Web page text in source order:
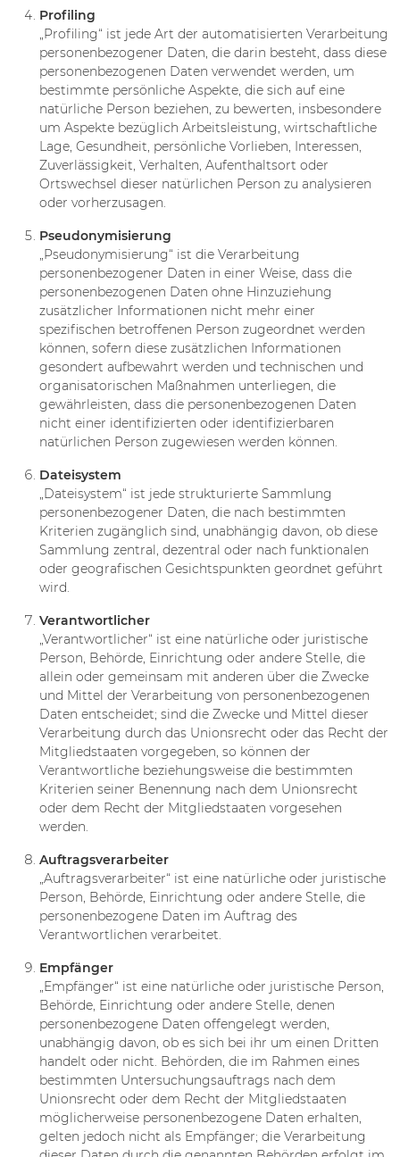
Profiling
„Profiling“ ist jede Art der automatisierten Verarbeitung
personenbezogener Daten, die darin besteht, dass diese
personenbezogenen Daten verwendet werden, um
bestimmte persönliche Aspekte, die sich auf eine
natürliche Person beziehen, zu bewerten, insbesondere
um Aspekte bezüglich Arbeitsleistung, wirtschaftliche
Lage, Gesundheit, persönliche Vorlieben, Interessen,
Zuverlässigkeit, Verhalten, Aufenthaltsort oder
Ortswechsel dieser natürlichen Person zu analysieren
oder vorherzusagen.
Pseudonymisierung
„Pseudonymisierung“ ist die Verarbeitung
personenbezogener Daten in einer Weise, dass die
personenbezogenen Daten ohne Hinzuziehung
zusätzlicher Informationen nicht mehr einer
spezifischen betroffenen Person zugeordnet werden
können, sofern diese zusätzlichen Informationen
gesondert aufbewahrt werden und technischen und
organisatorischen Maßnahmen unterliegen, die
gewährleisten, dass die personenbezogenen Daten
nicht einer identifizierten oder identifizierbaren
natürlichen Person zugewiesen werden können.
Dateisystem
„Dateisystem“ ist jede strukturierte Sammlung
personenbezogener Daten, die nach bestimmten
Kriterien zugänglich sind, unabhängig davon, ob diese
Sammlung zentral, dezentral oder nach funktionalen
oder geografischen Gesichtspunkten geordnet geführt
wird.
Verantwortlicher
„Verantwortlicher“ ist eine natürliche oder juristische
Person, Behörde, Einrichtung oder andere Stelle, die
allein oder gemeinsam mit anderen über die Zwecke
und Mittel der Verarbeitung von personenbezogenen
Daten entscheidet; sind die Zwecke und Mittel dieser
Verarbeitung durch das Unionsrecht oder das Recht der
Mitgliedstaaten vorgegeben, so können der
Verantwortliche beziehungsweise die bestimmten
Kriterien seiner Benennung nach dem Unionsrecht
oder dem Recht der Mitgliedstaaten vorgesehen
werden.
Auftragsverarbeiter
„Auftragsverarbeiter“ ist eine natürliche oder juristische
Person, Behörde, Einrichtung oder andere Stelle, die
personenbezogene Daten im Auftrag des
Verantwortlichen verarbeitet.
Empfänger
„Empfänger“ ist eine natürliche oder juristische Person,
Behörde, Einrichtung oder andere Stelle, denen
personenbezogene Daten offengelegt werden,
unabhängig davon, ob es sich bei ihr um einen Dritten
handelt oder nicht. Behörden, die im Rahmen eines
bestimmten Untersuchungsauftrags nach dem
Unionsrecht oder dem Recht der Mitgliedstaaten
möglicherweise personenbezogene Daten erhalten,
gelten jedoch nicht als Empfänger; die Verarbeitung